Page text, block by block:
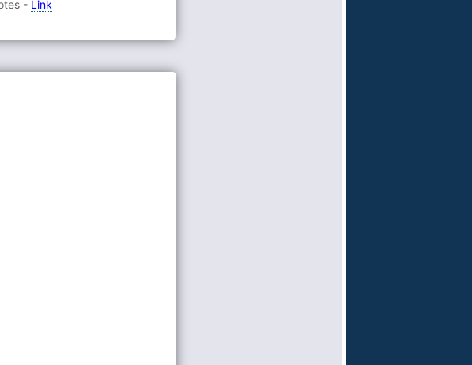
- Link